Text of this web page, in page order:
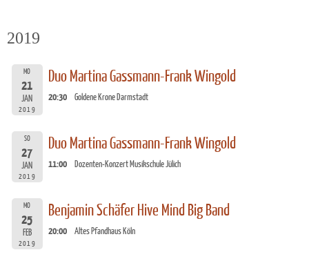
2019
MO
21
JAN
2019
Duo Martina Gassmann-Frank Wingold
20:30 Goldene Krone Darmstadt
SO
27
JAN
2019
Duo Martina Gassmann-Frank Wingold
11:00 Dozenten-Konzert Musikschule Jülich
MO
25
FEB
2019
Benjamin Schäfer Hive Mind Big Band
20:00 Altes Pfandhaus Köln